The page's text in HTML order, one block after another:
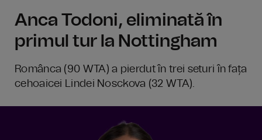
Anca Todoni, eliminată în
primul tur la Nottingham
Românca (90 WTA) a pierdut în trei seturi în fața
cehoaicei Lindei Nosckova (32 WTA).